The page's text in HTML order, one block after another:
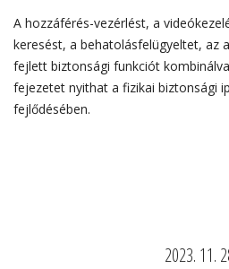
A hozzáférés-vezérlést, a
keresést, a behatolásfelügyeltet, az
fejlett biztonsági funkciót
fejezetet nyithat a fizikai biztonsági
fejlődésében.
2023. 11.